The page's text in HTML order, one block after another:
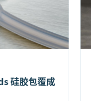
硅胶包覆成